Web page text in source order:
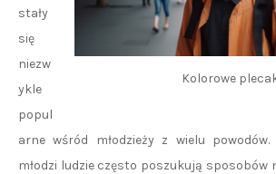
Kolorowe
stały
się
niezw
ykle
popul
arne wśród młodzieży z wielu
młodzi ludzie często poszukują sposobów